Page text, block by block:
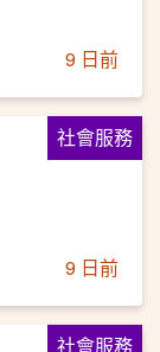
9 日前
社會服務
9 日前
社會服務